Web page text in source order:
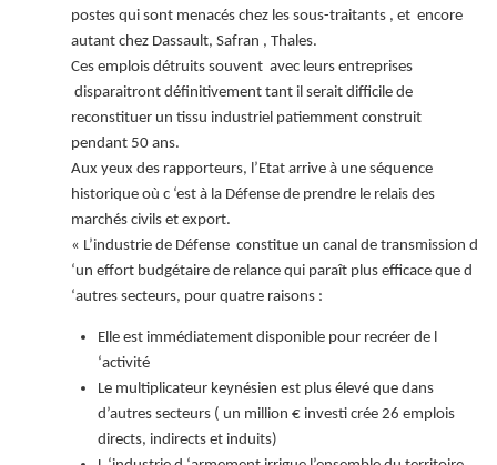
postes qui sont menacés chez les sous-traitants , et encore
autant chez Dassault, Safran , Thales.
Ces emplois détruits souvent avec leurs entreprises
disparaitront définitivement tant il serait difficile de
reconstituer un tissu industriel patiemment construit
pendant 50 ans.
Aux yeux des rapporteurs, l’Etat arrive à une séquence
historique où c ‘est à la Défense de prendre le relais des
marchés civils et export.
« L’industrie de Défense constitue un canal de transmission d
‘un effort budgétaire de relance qui paraît plus efficace que d
‘autres secteurs, pour quatre raisons :
Elle est immédiatement disponible pour recréer de l
‘activité
Le multiplicateur keynésien est plus élevé que dans
d’autres secteurs ( un million € investi crée 26 emplois
directs, indirects et induits)